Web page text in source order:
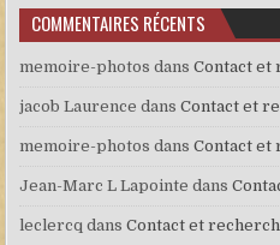
COMMENTAIRES RÉCENTS
memoire-photos dansContact et
jacob Laurence dansContact et
memoire-photos dansContact et
Jean-Marc L Lapointe dans
leclercq dansContact et